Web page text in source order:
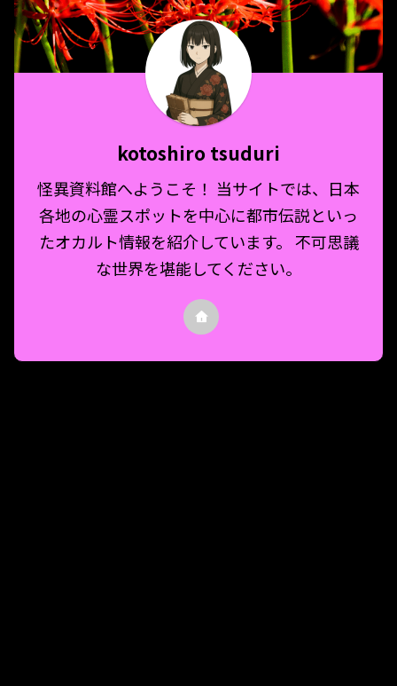
kotoshiro tsuduri
怪異資料館へようこそ！ 当サイトでは、日本
各地の心霊スポットを中心に都市伝説といっ
たオカルト情報を紹介しています。 不可思議
な世界を堪能してください。